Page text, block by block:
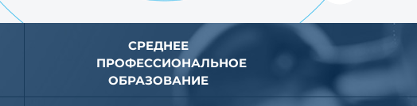
СРЕДНЕЕ
ПРОФЕССИОНАЛЬНОЕ
ОБРАЗОВАНИЕ